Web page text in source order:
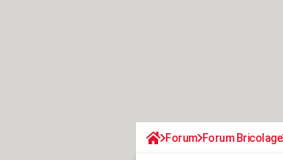
Forum Forum Bricolage